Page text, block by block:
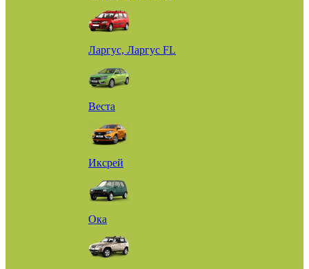
Ларгус, Ларгус FL
Веста
Иксрей
Ока